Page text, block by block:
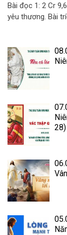
Bài đọc 1: 2 Cr
yêu thương. Bài
28)